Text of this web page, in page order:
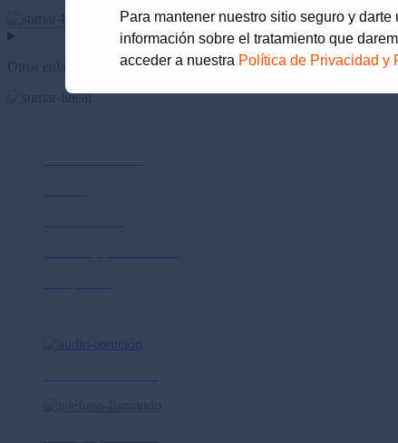
Para mantener nuestro sitio seguro y
información sobre el tratamiento que
acceder a nuestra Política de Privacidad y
Otros enlaces